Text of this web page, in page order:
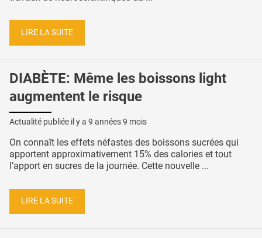
LIRE LA SUITE
DIABÈTE: Même les boissons light
augmentent le risque
Actualité publiée il y a 9 années 9 mois
On connaît les effets néfastes des boissons sucrées qui
apportent approximativement 15% des calories et tout
l’apport en sucres de la journée. Cette nouvelle ...
LIRE LA SUITE